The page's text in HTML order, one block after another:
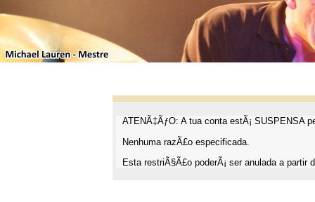
ATENÃ‡ÃƒO: A tua conta estÃ¡ SUSPENSA
Nenhuma razÃ£o especificada.
Esta restriÃ§Ã£o poderÃ¡ ser anulada a partir